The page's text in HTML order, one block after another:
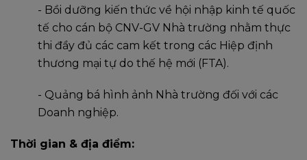
- Bồi dưỡng kiến thức về hội nhập kinh tế quốc
tế cho cán bộ CNV-GV Nhà trường nhằm thực
thi đầy đủ các cam kết trong các Hiệp định
thương mại tự do thế hệ mới (FTA).
- Quảng bá hình ảnh Nhà trường đối với các
Doanh nghiệp.
Thời gian & địa điểm: